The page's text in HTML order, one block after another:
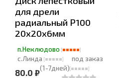
для дрели
радиальный Р100
20х20х6мм
п.Неклюдово
с.Линда
под заказ
(1-7дней)
80.0 ₽